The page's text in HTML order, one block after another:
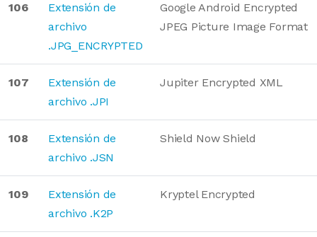
106
Extensión de
archivo
.JPG_ENCRYPTED
Google Android Encrypted
JPEG Picture Image Format
107
Extensión de
archivo .JPI
Jupiter Encrypted XML
108
Extensión de
archivo .JSN
Shield Now Shield
109
Extensión de
archivo .K2P
Kryptel Encrypted